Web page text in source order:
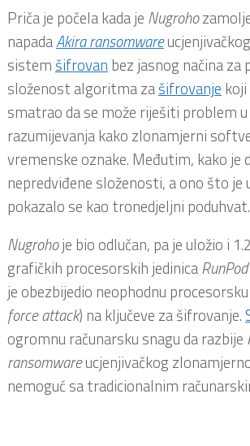
Priča je počela kada je Nugroho
napadaAkira ransomwareucjenjivačkog
sistem šifrovan bez jasnog načina
složenost algoritma zašifrovanje
smatrao da se može riješiti problem
razumijevanja kako zlonamjerni
vremenske oznake. Međutim, kako je
nepredviđene složenosti, a ono što
pokazalo se kao tronedjeljni poduhvat.
Nugrohoje bio odlučan, pa je uložio i
grafičkih procesorskih jedinicaRunPod
je obezbijedio neophodnu
force attack) na ključeve za šifrovanje.
ogromnu računarsku snagu da razbije
ransomwareucjenjivačkog
nemoguć sa tradicionalnim